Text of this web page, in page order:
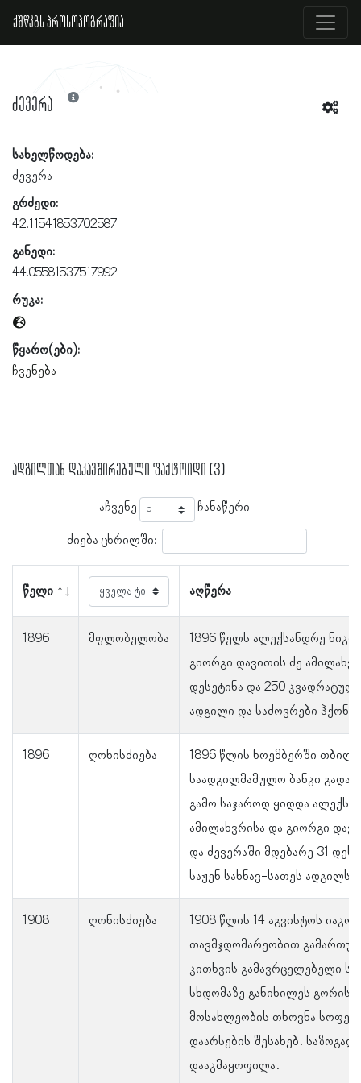
ქშწკგს პროსოპოგრაფია
ძევერა
სახელწოდება:
ძევერა
გრძედი:
42.11541853702587
განედი:
44.05581537517992
რუკა:
წყარო(ები):
ჩვენება
ადგილთან დაკავშირებული ფაქტოიდი (3)
აჩვენე ჩანაწერი
ძიება ცხრილში:
წელი აღწერა
1896 მფლობელობა
1896 წელს ალექსანდრე
გიორგი დავითის ძე
დესეტინა და 250
ადგილი და საძოვრები
1896 ღონისძიება
1896 წლის ნოემბერში
საადგილმამულო ბანკი
გამო საჯაროდ ყიდდა
ამილახვრისა და გიორგი
და ძევერაში მდებარე 31
საჟენ სახნავ-სათეს
1908 ღონისძიება
1908 წლის 14 აგვისტოს
თავმჯდომარეობით
კითხვის გამავრცელებელი
სხდომაზე განიხილეს გორის
მოსახლეობის თხოვნა
დაარსების შესახებ.
დააკმაყოფილა.